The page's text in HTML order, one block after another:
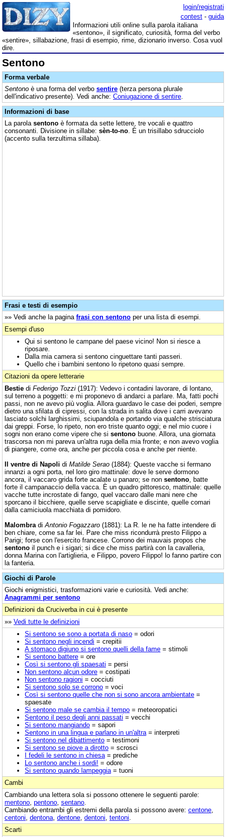
login/registrati
contest - guida
Informazioni utili online sulla parola italiana
«sentono», il significato, curiosità, forma del verbo
«sentire», sillabazione, frasi di esempio, rime, dizionario inverso. Cosa vuol
dire.
Sentono
Forma verbale
Sentono è una forma del verbo sentire (terza persona plurale
dell'indicativo presente). Vedi anche: Coniugazione di sentire
Informazioni di base
La parola sentono è formata da sette lettere, tre vocali e quattro
consonanti. Divisione in sillabe: sèn-to-no . È un trisillabo sdrucciolo
(accento sulla terzultima sillaba).
Frasi e testi di esempio
»» Vedi anche la pagina frasi con sentono per una lista di esempi.
Esempi d'uso
Qui si sentono le campane del paese vicino! Non si riesce a
riposare.
Dalla mia camera si sentono cinguettare tanti passeri.
Quello che i bambini sentono lo ripetono quasi sempre.
Citazioni da opere letterarie
Bestie di Federigo Tozzi (1917): Vedevo i contadini lavorare, di lontano,
sul terreno a poggetti: e mi proponevo di andarci a parlare. Ma, fatti pochi
passi, non ne avevo più voglia. Allora guardavo le case dei poderi, sempre
dietro una sfilata di cipressi, con la strada in salita dove i carri avevano
lasciato solchi larghissimi, sciupandola e portando via qualche strisciatura
dai greppi. Forse, lo ripeto, non ero triste quanto oggi; e nel mio cuore i
sogni non erano come vipere che si sentono buone. Allora, una giornata
trascorsa non mi pareva un'altra ruga della mia fronte; e non avevo voglia
di piangere, come ora, anche per piccola cosa e anche per niente.
Il ventre di Napoli di Matilde Serao (1884): Queste vacche si fermano
innanzi a ogni porta, nel loro giro mattinale: dove le serve dormono
ancora, il vaccaro grida forte acalate u panaro; se non sentono , batte
forte il campanaccio della vacca. È un quadro pittoresco, mattinale: quelle
vacche tutte incrostate di fango, quel vaccaro dalle mani nere che
sporcano il bicchiere, quelle serve scapigliate e discinte, quelle comari
dalla camiciuola macchiata di pomidoro.
Malombra di Antonio Fogazzaro (1881): La R. le ne ha fatte intendere di
ben chiare, come sa far lei. Pare che miss ricondurrà presto Filippo a
Parigi; forse con l'esercito francese. Corrono dei mauvais propos che
sentono il punch e i sigari; si dice che miss partirà con la cavalleria,
donna Marina con l'artiglieria, e Filippo, povero Filippo! lo fanno partire con
la fanteria.
Giochi di Parole
Giochi enigmistici, trasformazioni varie e curiosità. Vedi anche:
Anagrammi per sentono
Definizioni da Cruciverba in cui è presente
»» Vedi tutte le definizioni
Si sentono se sono a portata di naso = odori
Si sentono negli incendi = crepitii
A stomaco digiuno si sentono quelli della fame = stimoli
Si sentono battere = ore
Così si sentono gli spaesati = persi
Non sentono alcun odore = costipati
Non sentono ragioni = cocciuti
Si sentono solo se corrono = voci
Così si sentono quelle che non si sono ancora ambientate =
spaesate
Si sentono male se cambia il tempo = meteoropatici
Sentono il peso degli anni passati = vecchi
Si sentono mangiando = sapori
Sentono in una lingua e parlano in un'altra = interpreti
Si sentono nel dibattimento = testimoni
Si sentono se piove a dirotto = scrosci
I fedeli le sentono in chiesa = prediche
Lo sentono anche i sordi! = odore
Si sentono quando lampeggia = tuoni
Cambi
Cambiando una lettera sola si possono ottenere le seguenti parole:
mentono pentono sentano
Cambiando entrambi gli estremi della parola si possono avere: centone
centoni dentona dentone dentoni tentoni
Scarti